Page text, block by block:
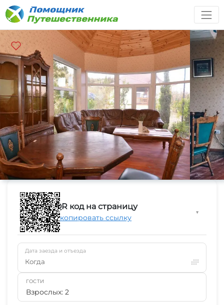
QR код на страницу
Скопировать ссылку
▼
Дата заезда и отъезда
Когда
ГОСТИ
Взрослых: 2